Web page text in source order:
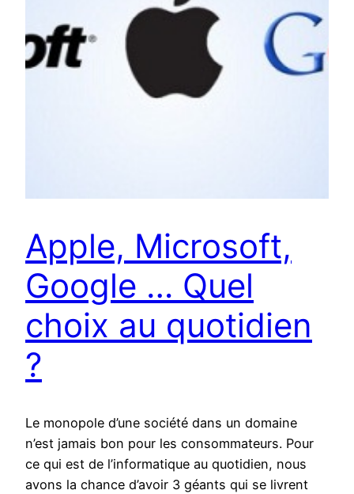
Apple, Microsoft,
Google … Quel
choix au quotidien
?
Le monopole d’une société dans un domaine
n’est jamais bon pour les consommateurs. Pour
ce qui est de l’informatique au quotidien, nous
avons la chance d’avoir 3 géants qui se livrent